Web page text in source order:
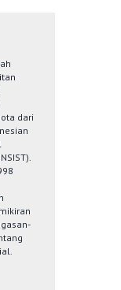
dari